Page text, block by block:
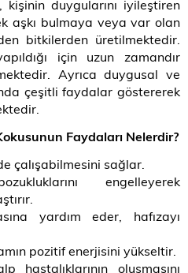
duygularını iyileştiren
aşkı bulmaya veya var olan
bitkilerden üretilmektedir.
için uzun zamandır
Ayrıca duygusal ve
çeşitli faydalar göstererek
Faydaları Nelerdir?
çalışabilmesini sağlar.
engelleyerek
yardım eder, hafızayı
pozitif enerjisini yükseltir.
oluşmasını